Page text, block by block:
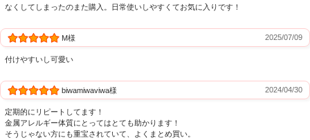
なくしてしまったのまた購入。日常使いしやすくてお気に入りです！
M様 2025/07/09
付けやすいし可愛い
biwamiwaviwa様 2024/04/30
定期的にリピートしてます！
金属アレルギー体質にとってはとても助かります！
そうじゃない方にも重宝されていて、よくまとめ買い。